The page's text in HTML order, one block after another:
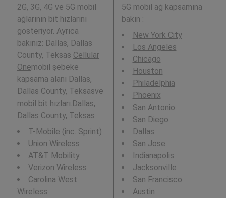
2G, 3G, 4G ve 5G mobil
ağlarının bit hızlarını
gösteriyor. Ayrıca
bakınız: Dallas, Dallas
County, Teksas Cellular
Onemobil şebeke
kapsama alanı Dallas,
Dallas County, Teksasve
mobil bit hızları.Dallas,
Dallas County, Teksas
T-Mobile (inc. Sprint)
Union Wireless
AT&T Mobility
Verizon Wireless
Carolina West
Wireless
5G mobil ağ kapsamına
bakın :
New York City
Los Angeles
Chicago
Houston
Philadelphia
Phoenix
San Antonio
San Diego
Dallas
San Jose
Indianapolis
Jacksonville
San Francisco
Austin